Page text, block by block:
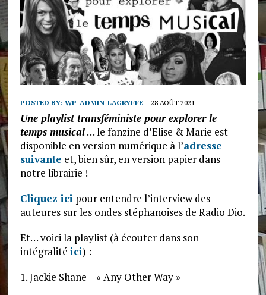
POSTED BY: WP_ADMIN_LAGRYFFE 28 AOÛT 2021
Une playlist transféministe pour explorer le
temps musical… le fanzine d’Elise & Marie est
disponible en version numérique à l’adresse
suivante et, bien sûr, en version papier dans
notre librairie !
Cliquez ici pour entendre l’interview des
auteures sur les ondes stéphanoises de Radio Dio.
Et… voici la playlist (à écouter dans son
intégralité ici) :
1. Jackie Shane – « Any Other Way »